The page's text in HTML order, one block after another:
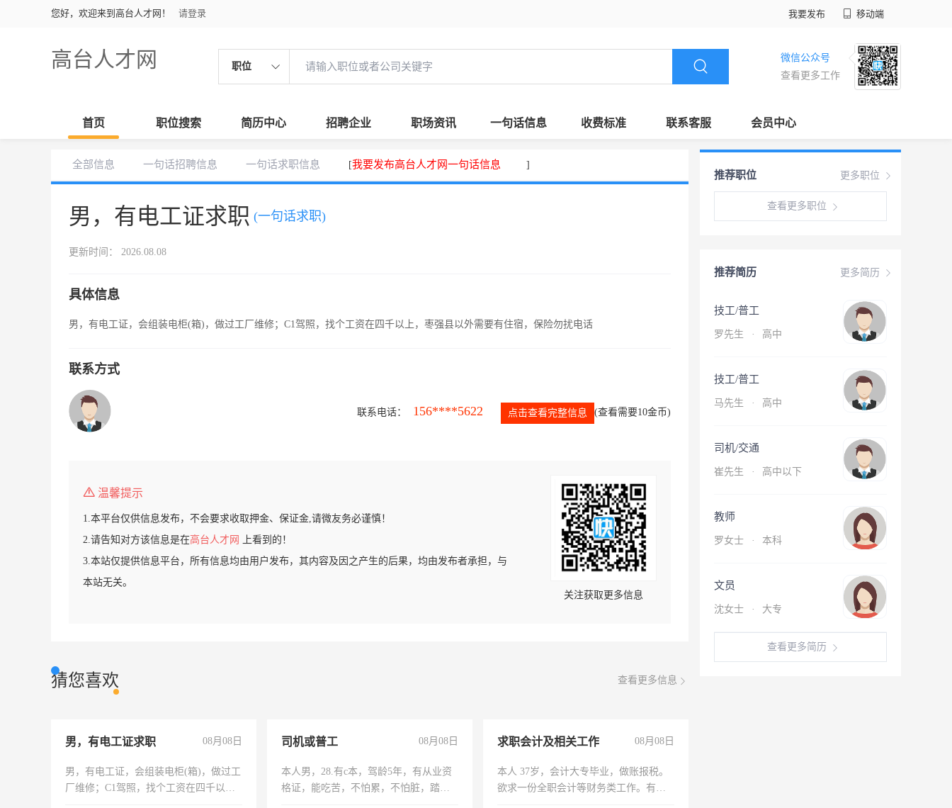
您好，欢迎来到高台人才网！ 请登录 我要发布 移动端
高台人才网 职位
微信公众号
查看更多工作
首页 职位搜索 简历中心 招聘企业 职场资讯 一句话信息 收费标准 联系客服 会员中心
全部信息 一句话招聘信息 一句话求职信息 [我要发布高台人才网一句话信息 ]
男，有电工证求职 (一句话求职)
更新时间： 2026.08.08
具体信息
男，有电工证，会组装电柜(箱)，做过工厂维修；C1驾照，找个工资在四千以上，枣强县以外需要有住宿，保险勿扰电话
联系方式
联系电话： 156****5622 点击查看完整信息 (查看需要10金币)
温馨提示
1.本平台仅供信息发布，不会要求收取押金、保证金,请微友务必谨慎！
2.请告知对方该信息是在高台人才网
上看到的！
3.本站仅提供信息平台，所有信息均由用户发布，其内容及因之产生的后果，均由发布者承担，与
本站无关。
关注获取更多信息
猜您喜欢 查看更多信息
男，有电工证求职 08月08日
男，有电工证，会组装电柜(箱)，做过工
厂维修；C1驾照，找个工资在四千以
司机或普工 08月08日
本人男，28.有c本，驾龄5年，有从业资
格证，能吃苦，不怕累，不怕脏，踏
求职会计及相关工作 08月08日
本人 37岁，会计大专毕业，做账报税。
欲求一份全职会计等财务类工作。有会
更多职位
推荐职位
查看更多职位
更多简历
推荐简历
技工/普工
罗先生 · 高中
技工/普工
马先生 · 高中
司机/交通
崔先生 · 高中以下
教师
罗女士 · 本科
文员
沈女士 · 大专
查看更多简历